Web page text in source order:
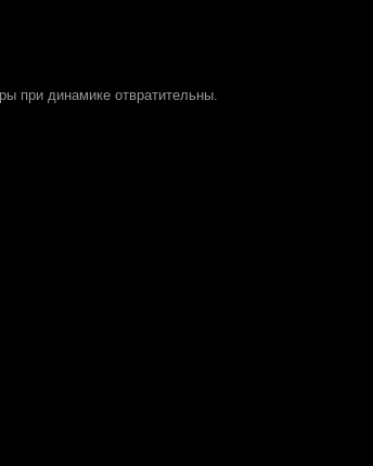
при динамике отвратительны.